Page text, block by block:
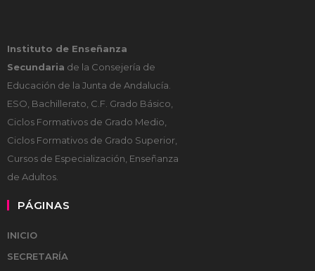
Instituto de Enseñanza
Secundaria de la Consejería de
Educación de la Junta de Andalucía.
ESO, Bachillerato, C.F. Grado Básico,
Ciclos Formativos de Grado Medio,
Ciclos Formativos de Grado Superior,
Cursos de Especialización, Enseñanza
de Adultos.
PÁGINAS
INICIO
SECRETARÍA